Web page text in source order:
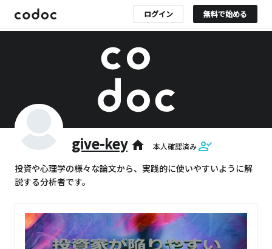
ログイン 無料で始める
give-key home 本人確認済み
投資や心理学の様々な論文から、実践的に使いやすいように解
説する分析者です。